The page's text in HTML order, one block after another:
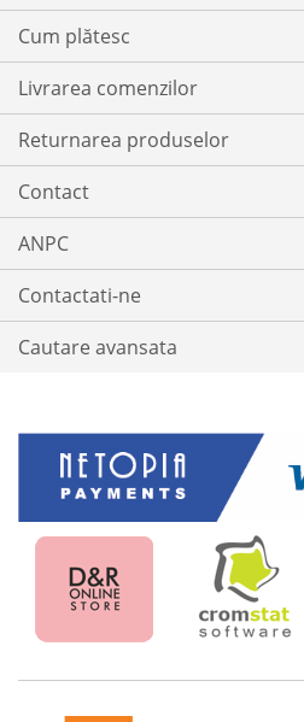
Cum plătesc
Livrarea comenzilor
Returnarea produselor
Contact
ANPC
Contactati-ne
Cautare avansata